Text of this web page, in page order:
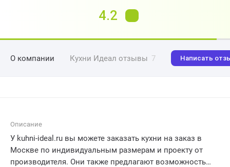
4.2
О компании Кухни Идеал отзывы 7 Написать
Описание
У kuhni-ideal.ru вы можете заказать кухни на заказ в
Москве по индивидуальным размерам и проекту от
производителя. Они также предлагают возможность